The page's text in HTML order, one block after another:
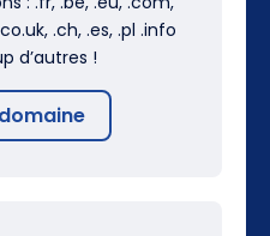
.ch, .es, .pl .info
d’autres !